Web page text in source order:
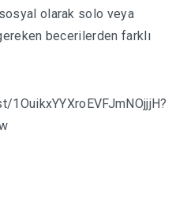
olarak solo veya
becerilerden farklı